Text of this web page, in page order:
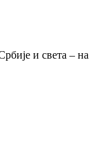
и света – на